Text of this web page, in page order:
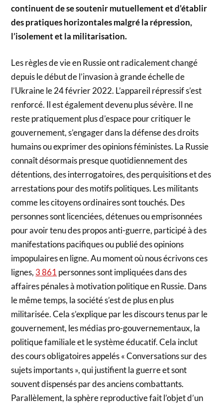
continuent de se soutenir mutuellement et d’établir
des pratiques horizontales malgré la répression,
l’isolement et la militarisation.
Les règles de vie en Russie ont radicalement changé
depuis le début de l’invasion à grande échelle de
l’Ukraine le 24 février 2022. L’appareil répressif s’est
renforcé. Il est également devenu plus sévère. Il ne
reste pratiquement plus d’espace pour critiquer le
gouvernement, s’engager dans la défense des droits
humains ou exprimer des opinions féministes. La Russie
connaît désormais presque quotidiennement des
détentions, des interrogatoires, des perquisitions et des
arrestations pour des motifs politiques. Les militants
comme les citoyens ordinaires sont touchés. Des
personnes sont licenciées, détenues ou emprisonnées
pour avoir tenu des propos anti-guerre, participé à des
manifestations pacifiques ou publié des opinions
impopulaires en ligne. Au moment où nous écrivons ces
lignes, 3 861 personnes sont impliquées dans des
affaires pénales à motivation politique en Russie. Dans
le même temps, la société s’est de plus en plus
militarisée. Cela s’explique par les discours tenus par le
gouvernement, les médias pro-gouvernementaux, la
politique familiale et le système éducatif. Cela inclut
des cours obligatoires appelés « Conversations sur des
sujets importants », qui justifient la guerre et sont
souvent dispensés par des anciens combattants.
Parallèlement, la sphère reproductive fait l’objet d’un